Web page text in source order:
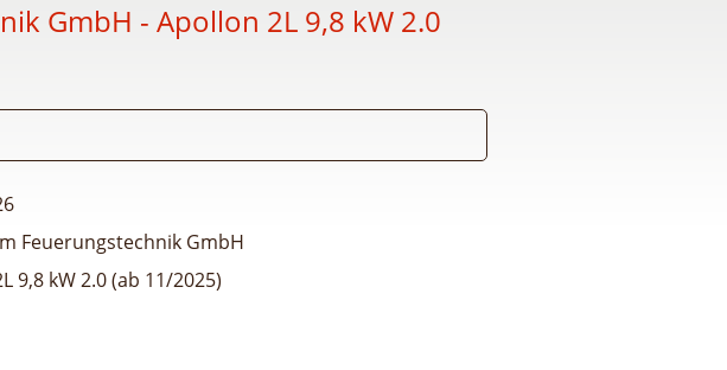
GmbH - Apollon 2L 9,8 kW 2.0
Feuerungstechnik GmbH
9,8 kW 2.0 (ab 11/2025)